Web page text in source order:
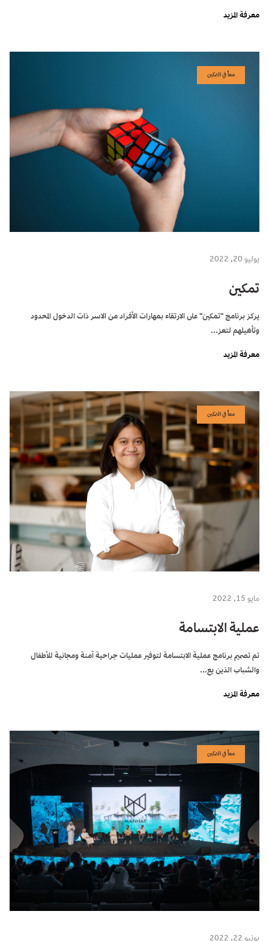
معرفة المزيد
معاً في التمكين
يوليو 20, 2022
تمكين
يركز برنامج "تمكين" على الارتقاء بمهارات الأفراد من الاسر ذات الدخول المحدود
وتأهيلهم لتعز...
معرفة المزيد
معاً في التمكين
مايو 15, 2022
عملية الابتسامة
تم تصميم برنامج عملية الابتسامة لتوفير عمليات جراحية آمنة ومجانية للأطفال
والشباب الذين يع...
معرفة المزيد
معاً في التمكين